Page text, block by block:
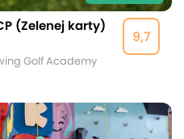
9,7
(Zelenej karty)
Golf Academy